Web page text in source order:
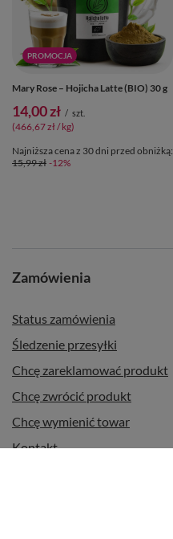
PROMOCJA
Mary Rose – Hojicha Latte (BIO) 30 g
14,00 zł / szt.
(466,67 zł / kg)
Najniższa cena z 30 dni przed obniżką:
15,99 zł -12%
Zamówienia
Status zamówienia
Śledzenie przesyłki
Chcę zareklamować produkt
Chcę zwrócić produkt
Chcę wymienić towar
Kontakt